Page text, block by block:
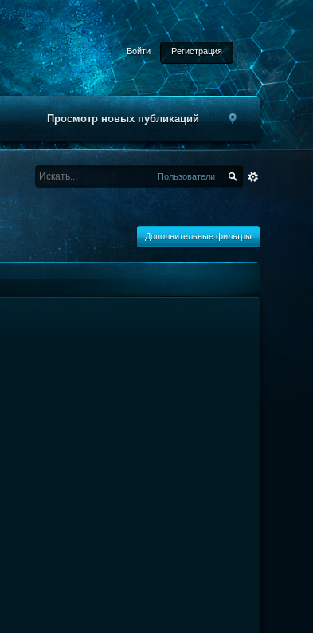
Войти Регистрация
Просмотр новых публикаций
Пользователи
Дополнительные фильтры